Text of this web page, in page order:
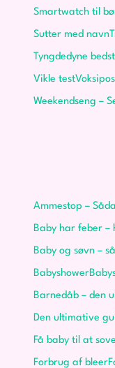
Smartwatch til
Sutter med navn
Tyngdedyne
Vikle test
Weekendseng –
Ammestop –
Baby har feber –
Baby og søvn –
Babyshower
Den ultimative
Få baby til at
Forbrug af bleer